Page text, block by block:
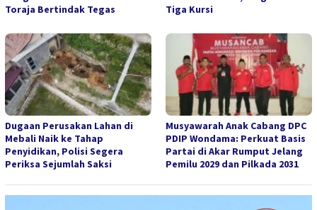
Toraja Bertindak Tegas
Tiga Kursi
Dugaan Perusakan Lahan di
Mebali Naik ke Tahap
Penyidikan, Polisi Segera
Periksa Sejumlah Saksi
Musyawarah Anak Cabang DPC
PDIP Wondama: Perkuat Basis
Partai di Akar Rumput Jelang
Pemilu 2029 dan Pilkada 2031